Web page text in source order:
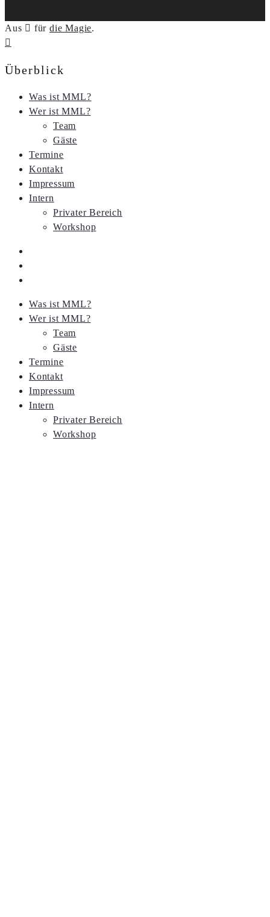
Aus fürdie Magie.
Überblick
Was ist MML?
Wer ist MML?
Team
Gäste
Termine
Kontakt
Impressum
Intern
Privater Bereich
Workshop
Was ist MML?
Wer ist MML?
Team
Gäste
Termine
Kontakt
Impressum
Intern
Privater Bereich
Workshop